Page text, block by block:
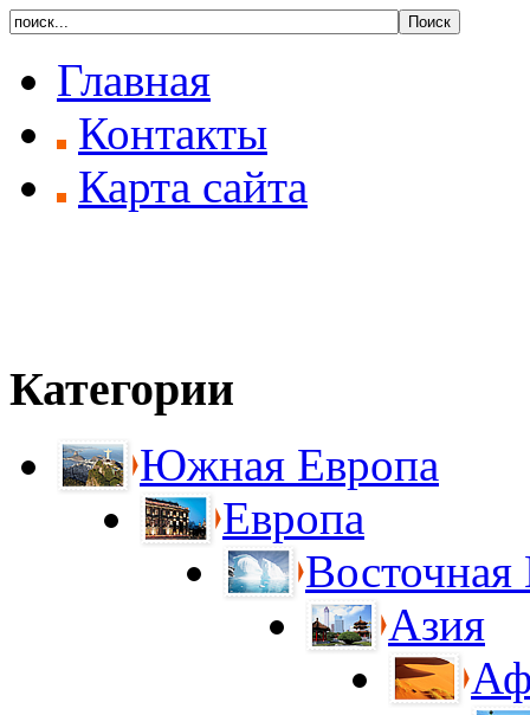
Главная
Контакты
Карта сайта
Категории
Южная Европа
Европа
Восточная
Азия